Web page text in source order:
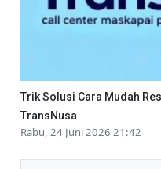
Trik Solusi Cara Mudah
TransNusa
Rabu, 24 Juni 2026 21:42